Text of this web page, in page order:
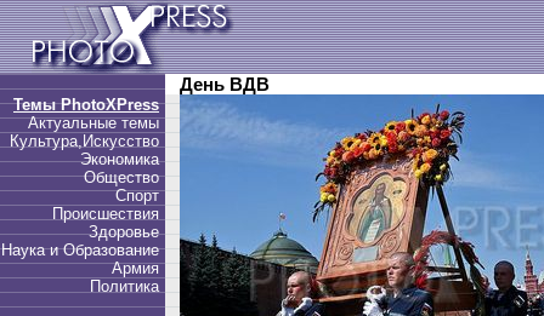
Темы PhotoXPress
Актуальные темы
Культура,Искусство
Экономика
Общество
Спорт
Происшествия
Здоровье
Наука и Образование
Армия
Политика
День ВДВ